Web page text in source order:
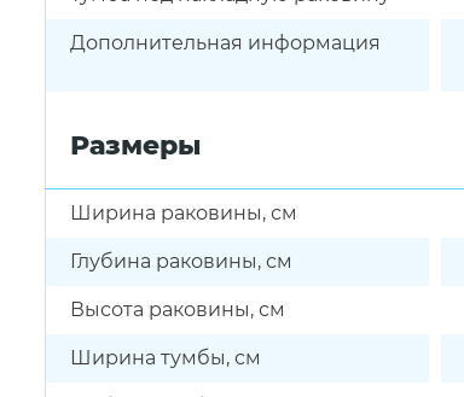
Дополнительная информация
Размеры
Ширина раковины, см
Глубина раковины, см
Высота раковины, см
Ширина тумбы, см